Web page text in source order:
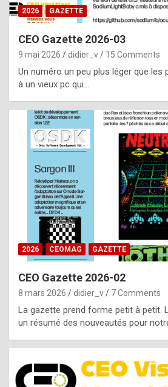
s
i
e
f
o
m
m
a
y
b
e
b
y
g
e
n
u
i
n
2026 GAZETTE
CEO Gazette 2026-03
9 mai 2026 didier_v 15 Comments
Un numéro un peu plus léger que les
à un vieux pc qui…
2026 CEOMAG GAZETTE
CEO Gazette 2026-02
8 mars 2026 didier_v 7 Comments
La gazette prend forme petit à petit.
un résumé des nouveautés pour